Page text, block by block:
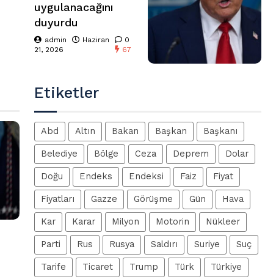
uygulanacağını
duyurdu
admin
Haziran
21, 2026
0
67
Etiketler
Abd Altın Bakan Başkan Başkanı
Belediye Bölge Ceza Deprem Dolar
Doğu Endeks Endeksi Faiz Fiyat
Fiyatları Gazze Görüşme Gün Hava
Kar Karar Milyon Motorin Nükleer
Parti Rus Rusya Saldırı Suriye Suç
Tarife Ticaret Trump Türk Türkiye